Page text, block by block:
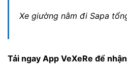
Xe giường nằm đi Sapa
Tải ngay App VeXeRe để